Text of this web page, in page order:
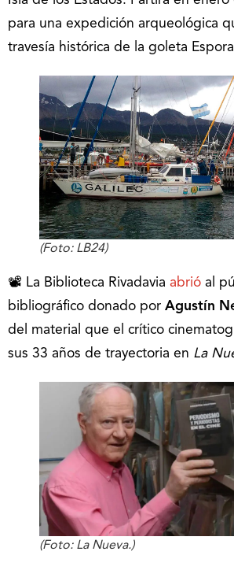
para una expedición arqueológica
travesía histórica de la goleta
(Foto: LB24)
📽️ La Biblioteca Rivadavia abrió al
bibliográfico donado por Agustín
del material que el crítico
sus 33 años de trayectoria en La
(Foto: La Nueva.)